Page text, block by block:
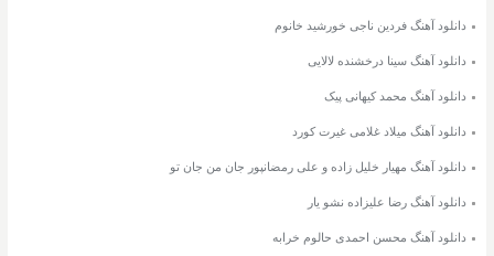
دانلود آهنگ فردین ناجی خورشید خانوم
دانلود آهنگ سینا درخشنده لالایی
دانلود آهنگ محمد کیهانی پیک
دانلود آهنگ میلاد غلامی غیرت کورد
دانلود آهنگ مهیار خلیل زاده و علی رمضانپور جان من جان تو
دانلود آهنگ رضا علیزاده نشو یار
دانلود آهنگ محسن احمدی حالوم خرابه